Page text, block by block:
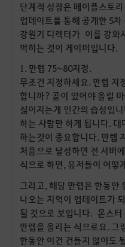
단계적 성장은 메이플스토
업데이트를 통해 공개한 5
강원기 디렉터가 이를 강화
먹히는 것이 게이머입니다.
1. 만렙 75~80지정.
무조건 지정하세요. 만렙 지
합니까? 골이 있어야 올릴
싫어지는게 인간의 습성입
하는 사람만 하게 됩니다.
하는것이 중요합니다. 만렙
처음으로 달성하면 전 서버
식으로 하면, 유저들이 어떻
그리고, 해당 만렙은 한동안
나오는 지역이 업데이트가
될 것으로 보입니다. 몬스터
만렙을 올리는 식으로요. 그
한동안 이건 건들지 않아도